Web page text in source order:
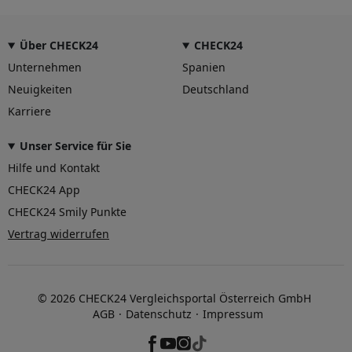
Über CHECK24
Unternehmen
Neuigkeiten
Karriere
CHECK24
Spanien
Deutschland
Unser Service für Sie
Hilfe und Kontakt
CHECK24 App
CHECK24 Smily Punkte
Vertrag widerrufen
© 2026 CHECK24 Vergleichsportal Österreich GmbH
AGB
Datenschutz Impressum